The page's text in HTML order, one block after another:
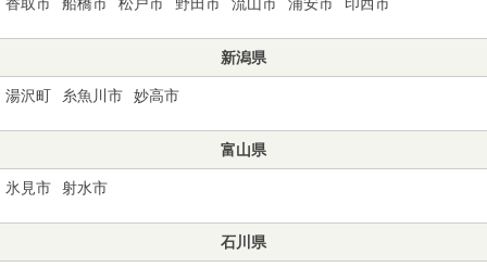
新潟県
湯沢町 糸魚川市 妙高市
富山県
氷見市 射水市
石川県